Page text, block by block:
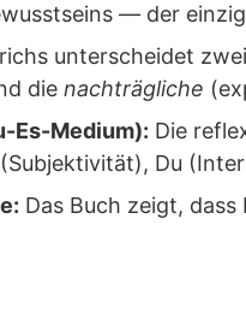
— der
unterscheidet
die nachträgliche
Es-Medium): Die
Du
Das Buch zeigt,